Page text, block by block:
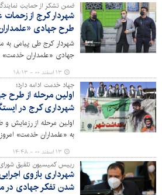
ضمن تشکر از حمایتِ
شهردار کرج از زحمات
طرح جهادی
شهردار کرج طی پیامی به
جهادی «علمداران
ضمن تشکر ویژه از
شورای اسلامی شهر،
های مرتبط را ستودنی
۱۳ اسفند ۰۰ - ۱۸:۱۳
جهاد خدمت ادامه دارد؛
اولین مرحله از طرح
شهرداری کرج در
اولین مرحله از رزمایش
پایانی رسید و در آخرین
قزوین ساماندهی و
۱۳ اسفند ۰۰ - ۱۴:۴۸
رییس کمیسیون تلفیق
شهرداری بازوی
شدن تفکر جهادی